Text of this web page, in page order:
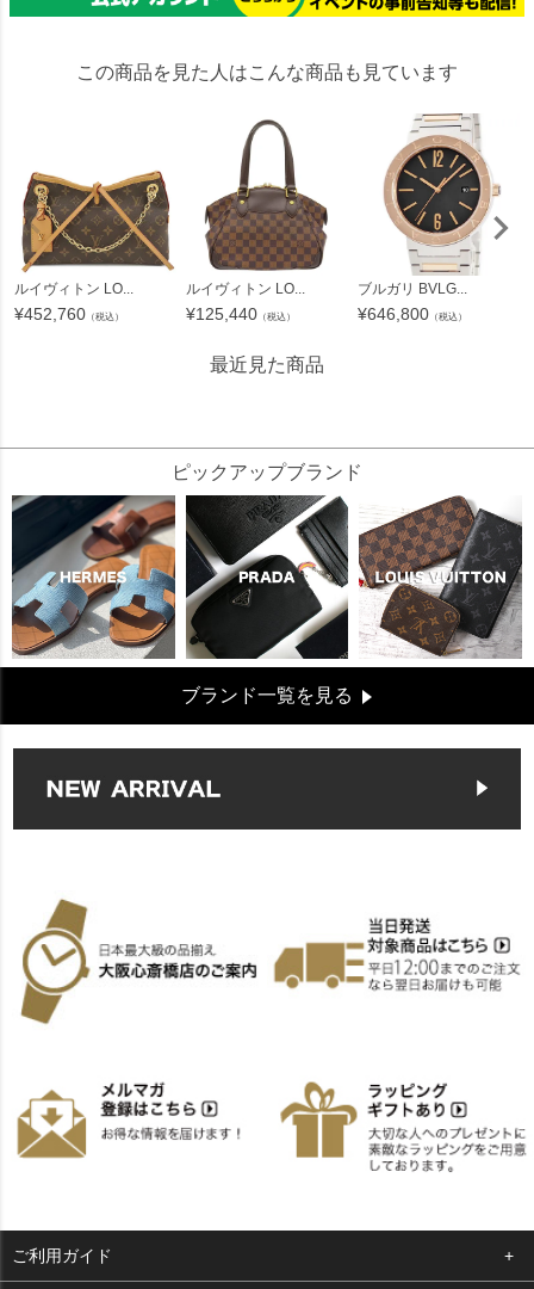
この商品を見た人はこんな商品も見ています
ルイヴィトン LO...
¥452,760 （税込）
ルイヴィトン LO...
¥125,440 （税込）
ブルガリ BVLG...
¥646,800 （税込）
最近見た商品
ピックアップブランド
ブランド一覧を見る
ご利用ガイド